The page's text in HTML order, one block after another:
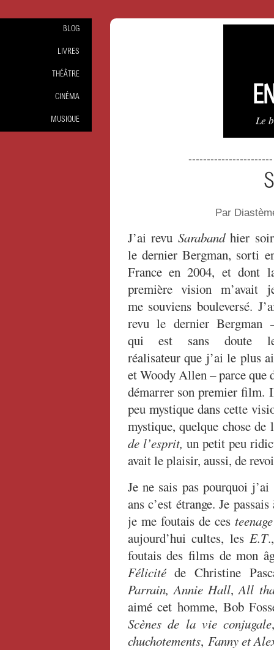
Le
Par
J’ai revu Saraband hier
le dernier Bergman, sorti
France en 2004, et dont
première vision m’avait
me souviens bouleversé.
revu le dernier Bergman
qui est sans doute
réalisateur que j’ai le plus
et Woody Allen – parce que
démarrer son premier film.
peu mystique dans cette
mystique, quelque chose
de l’esprit, un petit peu
avait le plaisir, aussi, de
Je ne sais pas pourquoi
ans c’est étrange. Je
je me foutais de ces
aujourd’hui cultes, les E.T
foutais des films de mon
Félicitéde Christine
Parrain, Annie Hall,All
aimé cet homme, Bob
Scènes de la vie conjugale
chuchotements, Fanny et
BLOG
LIVRES
THÉÂTRE
CINÉMA
MUSIQUE